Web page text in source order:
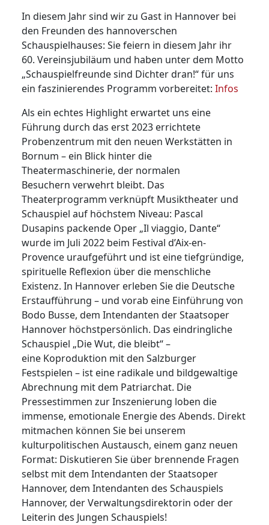
In diesem Jahr sind wir zu Gast in Hannover bei
den Freunden des hannoverschen
Schauspielhauses: Sie feiern in diesem Jahr ihr
60. Vereinsjubiläum und haben unter dem Motto
„Schauspielfreunde sind Dichter dran!“ für uns
ein faszinierendes Programm vorbereitet:Infos
Als ein echtes Highlight erwartet uns eine
Führung durch das erst 2023 errichtete
Probenzentrum mit den neuen Werkstätten in
Bornum – ein Blick hinter die
Theatermaschinerie, der normalen
Besuchern verwehrt bleibt. Das
Theaterprogramm verknüpft Musiktheater und
Schauspiel auf höchstem Niveau: Pascal
Dusapins packende Oper „Il viaggio, Dante“
wurde im Juli 2022 beim Festival d’Aix-en-
Provence uraufgeführt und ist eine tiefgründige,
spirituelle Reflexion über die menschliche
Existenz. In Hannover erleben Sie die Deutsche
Erstaufführung – und vorab eine Einführung von
Bodo Busse, dem Intendanten der Staatsoper
Hannover höchstpersönlich. Das eindringliche
Schauspiel „Die Wut, die bleibt“ –
eine Koproduktion mit den Salzburger
Festspielen – ist eine radikale und bildgewaltige
Abrechnung mit dem Patriarchat. Die
Pressestimmen zur Inszenierung loben die
immense, emotionale Energie des Abends. Direkt
mitmachen können Sie bei unserem
kulturpolitischen Austausch, einem ganz neuen
Format: Diskutieren Sie über brennende Fragen
selbst mit dem Intendanten der Staatsoper
Hannover, dem Intendanten des Schauspiels
Hannover, der Verwaltungsdirektorin oder der
Leiterin des Jungen Schauspiels!